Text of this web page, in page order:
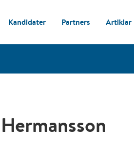
Kandidater Partners Artiklar